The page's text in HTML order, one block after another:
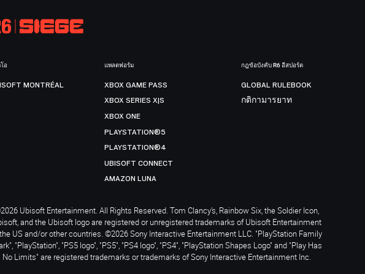
อ
MONTRÉAL
แพลตฟอร์ม
XBOX GAME PASS
XBOX SERIES X|S
XBOX ONE
PLAYSTATION®5
PLAYSTATION®4
UBISOFT CONNECT
AMAZON LUNA
กฎข้อบังคับ R6 อีสปอร์ต
GLOBAL RULEBOOK
กติกามารยาท
Ubisoft Entertainment. All Rights Reserved. Tom Clancy’s, Rainbow Six, the Soldier Icon,
and the Ubisoft logo are registered or unregistered trademarks of Ubisoft Entertainment
US and/or other countries. ©2026 Sony Interactive Entertainment LLC. "PlayStation Family
"PlayStation", "PS5 logo", "PS5", "PS4 logo", "PS4", "PlayStation Shapes Logo" and "Play Has
No Limits" are registered trademarks or trademarks of Sony Interactive Entertainment Inc.